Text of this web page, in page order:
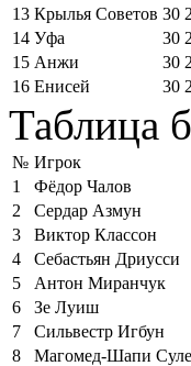
13 Крылья Советов 30
14 Уфа 30
15 Анжи 30
16 Енисей 30
Таблица
№ Игрок
1
Фёдор Чалов
2
Сердар Азмун
3
Виктор Классон
4
Себастьян Дриусси
5
Антон Миранчук
6
Зе Луиш
7
Сильвестр Игбун
8
Магомед-Шапи